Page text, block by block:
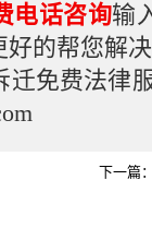
电话咨询输
的帮您解
迁免费法律
下一篇